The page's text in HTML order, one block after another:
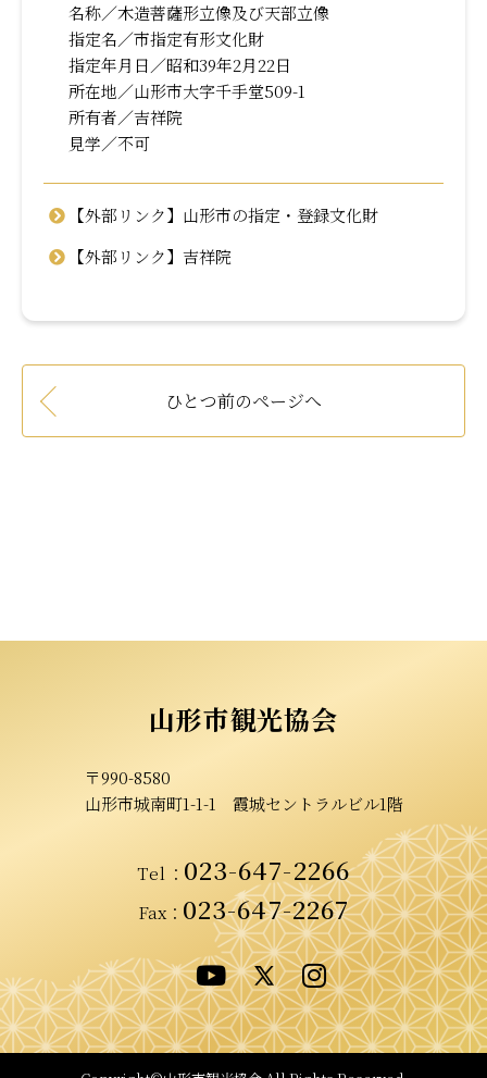
名称／木造菩薩形立像及び天部立像
指定名／市指定有形文化財
指定年月日／昭和39年2月22日
所在地／山形市大字千手堂509-1
所有者／吉祥院
見学／不可
【外部リンク】山形市の指定・登録文化財
【外部リンク】吉祥院
ひとつ前のページへ
山形市観光協会
〒990-8580
山形市城南町1-1-1 霞城セントラルビル1階
Tel ： 023-647-2266
Fax： 023-647-2267